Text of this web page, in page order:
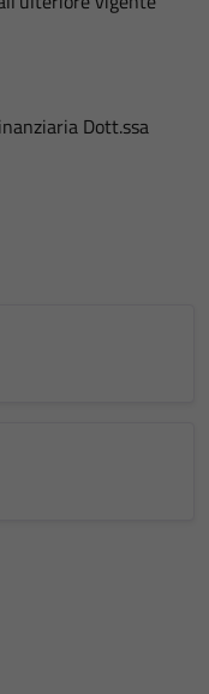
Dott.ssa